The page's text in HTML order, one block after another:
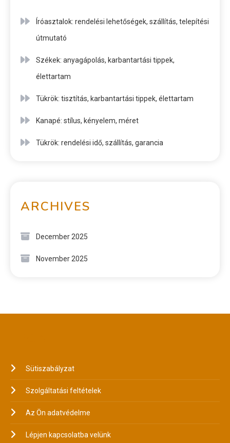
Íróasztalok: rendelési lehetőségek, szállítás, telepítési
útmutató
Székek: anyagápolás, karbantartási tippek,
élettartam
Tükrök: tisztítás, karbantartási tippek, élettartam
Kanapé: stílus, kényelem, méret
Tükrök: rendelési idő, szállítás, garancia
ARCHIVES
December 2025
November 2025
Sütiszabályzat
Szolgáltatási feltételek
Az Ön adatvédelme
Lépjen kapcsolatba velünk